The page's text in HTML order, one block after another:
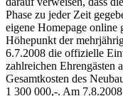
Phase zu jeder Zeit
eigene Homepage online
Höhepunkt der
6.7.2008 die offizielle
zahlreichen Ehrengästen
Gesamtkosten des
1 300 000,-. Am